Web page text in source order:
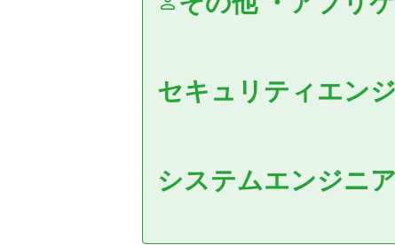
セキュリティエン
システムエンジニア